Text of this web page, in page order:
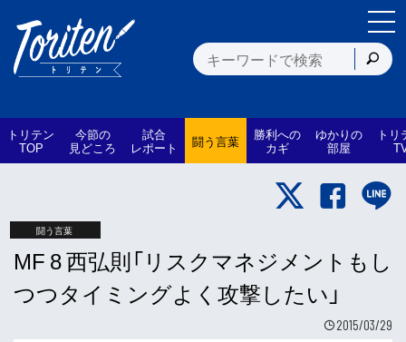
トリテン
TOP
今節の
見どころ
試合
レポート 闘う言葉 勝利への
カギ
ゆかりの
部屋
トリ
闘う言葉
MF 8 西弘則「リスクマネジメントもし
つつタイミングよく攻撃したい」
2015/03/29